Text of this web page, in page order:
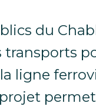
du
transports
ligne